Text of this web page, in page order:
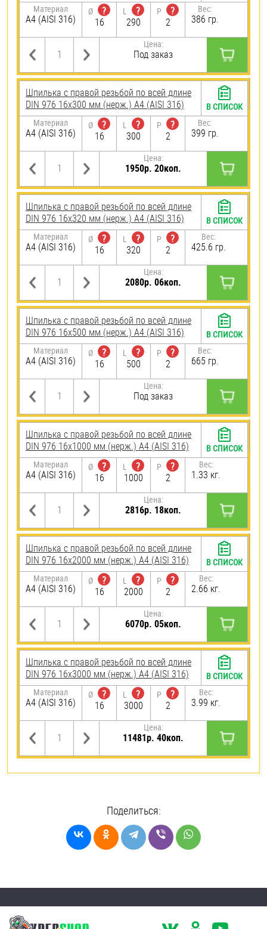
Материал
A4 (AISI 316)
Ø
?
16
L
?
290
P
?
2
Вес:
386 гр.
Цена:
Под заказ
Шпилька с правой резьбой по всей длине
DIN 976 16х300 мм (нерж.) A4 (AISI 316)
Материал
A4 (AISI 316)
Ø
?
16
L
?
300
P
?
2
Вес:
399 гр.
Цена:
1950р. 20коп.
В СПИСОК
Шпилька с правой резьбой по всей длине
DIN 976 16х320 мм (нерж.) A4 (AISI 316)
Материал
A4 (AISI 316)
Ø
?
16
L
?
320
P
?
2
Вес:
425.6 гр.
Цена:
2080р. 06коп.
В СПИСОК
Шпилька с правой резьбой по всей длине
DIN 976 16х500 мм (нерж.) A4 (AISI 316)
Материал
A4 (AISI 316)
Ø
?
16
L
?
500
P
?
2
Вес:
665 гр.
Цена:
Под заказ
В СПИСОК
Шпилька с правой резьбой по всей длине
DIN 976 16х1000 мм (нерж.) A4 (AISI 316)
Материал
A4 (AISI 316)
Ø
?
16
L
?
1000
P
?
2
Вес:
1.33 кг.
Цена:
2816р. 18коп.
В СПИСОК
Шпилька с правой резьбой по всей длине
DIN 976 16х2000 мм (нерж.) A4 (AISI 316)
Материал
A4 (AISI 316)
Ø
?
16
L
?
2000
P
?
2
Вес:
2.66 кг.
Цена:
6070р. 05коп.
В СПИСОК
Шпилька с правой резьбой по всей длине
DIN 976 16х3000 мм (нерж.) A4 (AISI 316)
Материал
A4 (AISI 316)
Ø
?
16
L
?
3000
P
?
2
Вес:
3.99 кг.
Цена:
11481р. 40коп.
В СПИСОК
Поделиться: